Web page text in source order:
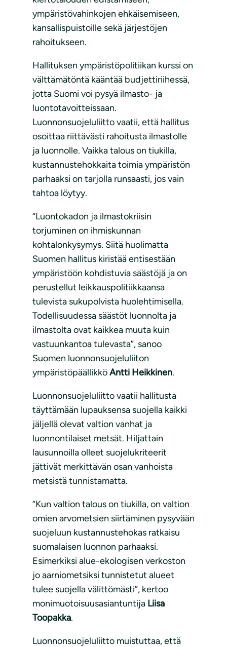
ympäristövahinkojen ehkäisemiseen,
kansallispuistoille sekä järjestöjen
rahoitukseen.
Hallituksen ympäristöpolitiikan kurssi on
välttämätöntä kääntää budjettiriihessä,
jotta Suomi voi pysyä ilmasto- ja
luontotavoitteissaan.
Luonnonsuojeluliitto vaatii, että hallitus
osoittaa riittävästi rahoitusta ilmastolle
ja luonnolle. Vaikka talous on tiukilla,
kustannustehokkaita toimia ympäristön
parhaaksi on tarjolla runsaasti, jos vain
tahtoa löytyy.
“Luontokadon ja ilmastokriisin
torjuminen on ihmiskunnan
kohtalonkysymys. Siitä huolimatta
Suomen hallitus kiristää entisestään
ympäristöön kohdistuvia säästöjä ja on
perustellut leikkauspolitiikkaansa
tulevista sukupolvista huolehtimisella.
Todellisuudessa säästöt luonnolta ja
ilmastolta ovat kaikkea muuta kuin
vastuunkantoa tulevasta”, sanoo
Suomen luonnonsuojeluliiton
ympäristöpäällikköAntti Heikkinen.
Luonnonsuojeluliitto vaatii hallitusta
täyttämään lupauksensa suojella kaikki
jäljellä olevat valtion vanhat ja
luonnontilaiset metsät. Hiljattain
lausunnoilla olleet suojelukriteerit
jättivät merkittävän osan vanhoista
metsistä tunnistamatta.
“Kun valtion talous on tiukilla, on valtion
omien arvometsien siirtäminen pysyvään
suojeluun kustannustehokas ratkaisu
suomalaisen luonnon parhaaksi.
Esimerkiksi alue-ekologisen verkoston
jo aarniometsiksi tunnistetut alueet
tulee suojella välittömästi”, kertoo
monimuotoisuusasiantuntija Liisa
Toopakka.
Luonnonsuojeluliitto muistuttaa, että